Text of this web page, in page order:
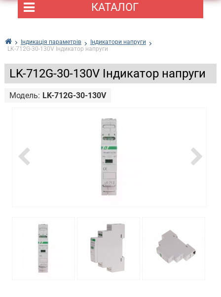
КАТАЛОГ
Індикація параметрів
Індикатори напруги
LK-712G-30-130V Індикатор напруги
LK-712G-30-130V Індикатор напруги
Модель: LK-712G-30-130V